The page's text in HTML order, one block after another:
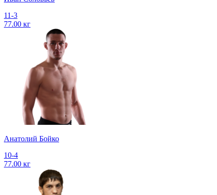
11-3
77.00 кг
Анатолий Бойко
10-4
77.00 кг